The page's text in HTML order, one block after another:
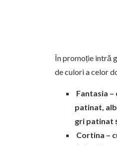
În promoție intră
de culori a celor
Fantasia
patinat,
gri patinat
Cortina –